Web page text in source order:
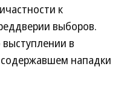
к
выборов.
в
нападки